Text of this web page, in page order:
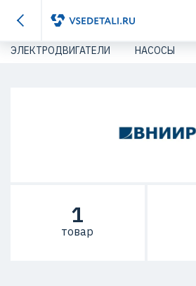
ЭЛЕКТРОДВИГАТЕЛИ НАСОСЫ
1
товар